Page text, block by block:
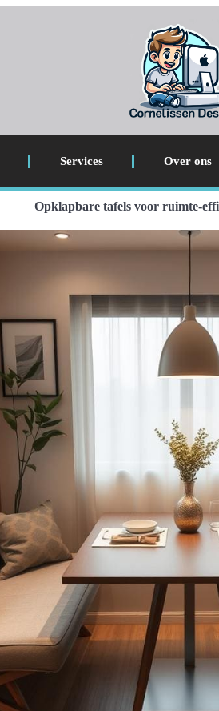
Services Over ons
Opklapbare tafels voor ruimte-